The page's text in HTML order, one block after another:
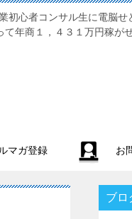
業初心者コンサル生に
て年商１，４３１万円稼が
マガ登録 お
ブロ